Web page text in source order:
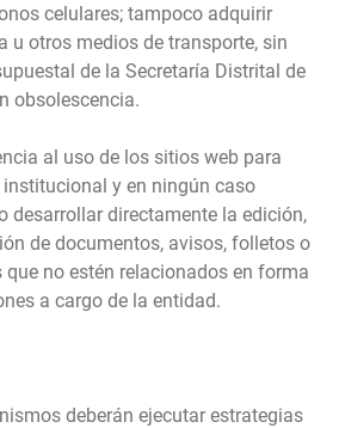
celulares; tampoco adquirir
u otros medios de transporte, sin
de la Secretaría Distrital de
obsolescencia.
al uso de los sitios web para
y en ningún caso
desarrollar directamente la edición,
de documentos, avisos, folletos o
no estén relacionados en forma
a cargo de la entidad.
deberán ejecutar estrategias